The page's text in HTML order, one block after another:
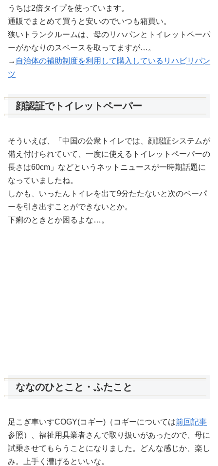
うちは2倍タイプを使っています。
通販でまとめて買うと安いのでいつも箱買い。
狭いトランクルームは、母のリハパンとトイレットペーパ
ーがかなりのスペースを取ってますが…。
→ 自治体の補助制度を利用して購入しているリハビリパン
ツ
顔認証でトイレットペーパー
そういえば、「中国の公衆トイレでは、顔認証システムが
備え付けられていて、一度に使えるトイレットペーパーの
長さは60cm」などというネットニュースが一時期話題に
なっていましたね。
しかも、いったんトイレを出て9分たたないと次のペーパ
ーを引き出すことができないとか。
下痢のときとか困るよな…。
ななのひとこと・ふたこと
足こぎ車いすCOGY(コギー)（コギーについては前回記事
参照）、福祉用具業者さんで取り扱いがあったので、母に
試乗させてもらうことになりました。どんな感じか、楽し
み。上手く漕げるといいな。